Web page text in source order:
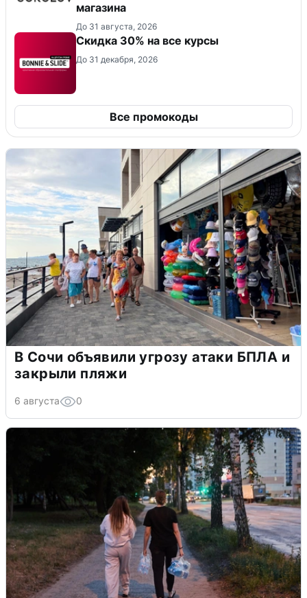
магазина
До 31 августа, 2026
Скидка 30% на все курсы
До 31 декабря, 2026
Все промокоды
В Сочи объявили угрозу атаки БПЛА и
закрыли пляжи
6 августа 0